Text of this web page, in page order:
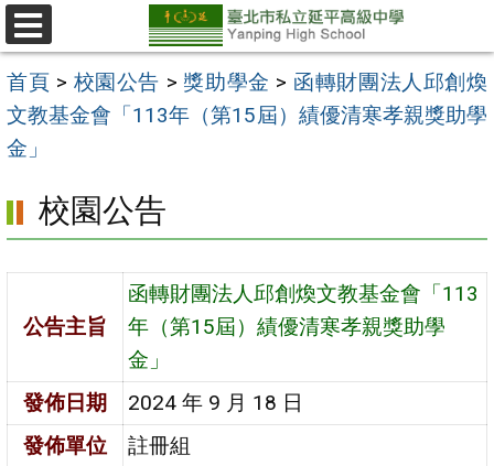
跳
至
主
要
內
選
單
首頁 > 校園公告 > 獎助學金 > 函轉財團法人邱創煥
文教基金會「113年（第15屆）績優清寒孝親獎助學
金」
校園公告
公告主旨
函轉財團法人邱創煥文教基金會「113
年（第15屆）績優清寒孝親獎助學
金」
發佈日期
2024 年 9 月 18 日
發佈單位
註冊組